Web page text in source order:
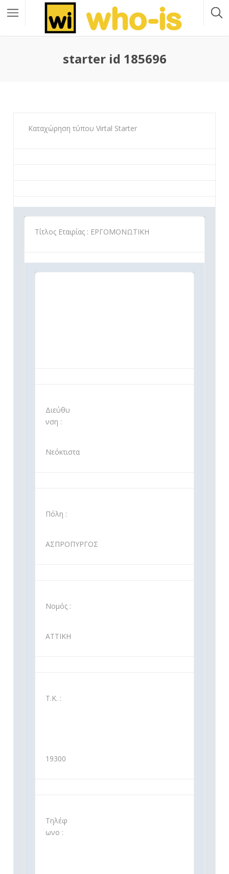
starter id 185696
Καταχώρηση τύπου Virtal Starter
Τίτλος Εταιρίας : ΕΡΓΟΜΟΝΩΤΙΚΗ
Διεύθυ
νση :
Νεόκτιστα
Πόλη :
ΑΣΠΡΟΠΥΡΓΟΣ
Νομός :
ΑΤΤΙΚΗ
Τ.Κ. :
19300
Τηλέφ
ωνο :